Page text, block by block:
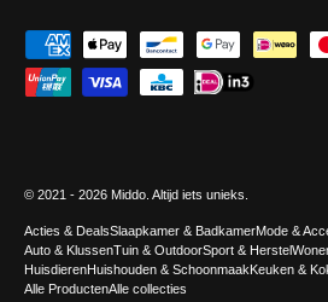
Geaccepteerde betaalmethoden
© 2021 - 2026 Middo . Altijd iets unieks.
Acties & DealsSlaapkamer & BadkamerMode &
Auto & KlussenTuin & OutdoorSport & Herstel
HuisdierenHuishouden & Schoonmaak Keuken &
Alle ProductenAlle collecties